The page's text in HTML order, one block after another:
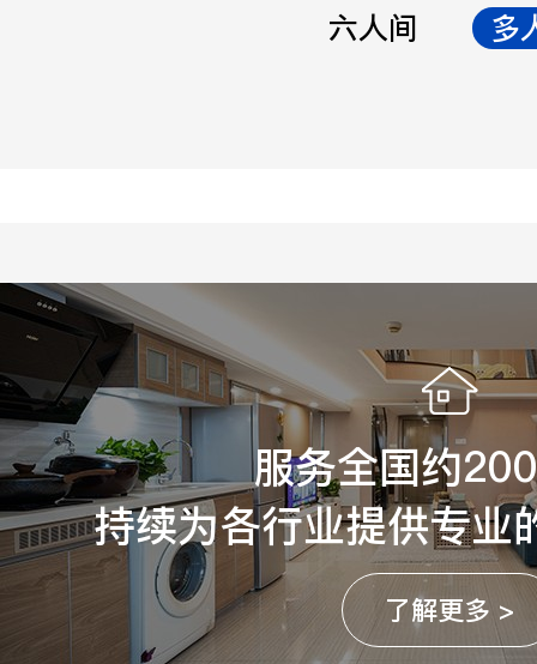
六人间
多
服务全国约
持续为各行业提供专业
了解更多 >